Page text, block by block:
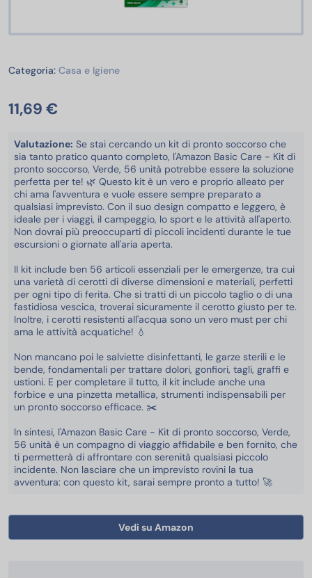
Categoria: Casa e IgieneCasa e Igiene
11,69 €
Valutazione: Se stai cercando un kit di pronto soccorso che
sia tanto pratico quanto completo, l'Amazon Basic Care - Kit di
pronto soccorso, Verde, 56 unità potrebbe essere la soluzione
perfetta per te! 🌿 Questo kit è un vero e proprio alleato per
chi ama l'avventura e vuole essere sempre preparato a
qualsiasi imprevisto. Con il suo design compatto e leggero, è
ideale per i viaggi, il campeggio, lo sport e le attività all'aperto.
Non dovrai più preoccuparti di piccoli incidenti durante le tue
escursioni o giornate all'aria aperta.
Il kit include ben 56 articoli essenziali per le emergenze, tra cui
una varietà di cerotti di diverse dimensioni e materiali, perfetti
per ogni tipo di ferita. Che si tratti di un piccolo taglio o di una
fastidiosa vescica, troverai sicuramente il cerotto giusto per te.
Inoltre, i cerotti resistenti all'acqua sono un vero must per chi
ama le attività acquatiche! 💧
Non mancano poi le salviette disinfettanti, le garze sterili e le
bende, fondamentali per trattare dolori, gonfiori, tagli, graffi e
ustioni. E per completare il tutto, il kit include anche una
forbice e una pinzetta metallica, strumenti indispensabili per
un pronto soccorso efficace. ✂️
In sintesi, l'Amazon Basic Care - Kit di pronto soccorso, Verde,
56 unità è un compagno di viaggio affidabile e ben fornito, che
ti permetterà di affrontare con serenità qualsiasi piccolo
incidente. Non lasciare che un imprevisto rovini la tua
avventura: con questo kit, sarai sempre pronto a tutto! 🚀
Vedi su Amazon